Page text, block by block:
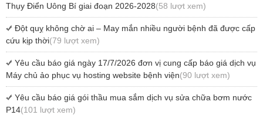
Thụy Điển Uông Bí giai đoạn 2026-2028(58 lượt xem)
Đột quỵ không chờ ai – May mắn nhiều người bệnh đã được cấp
cứu kịp thời(79 lượt xem)
Yêu cầu báo giá ngày 17/7/2026 đơn vị cung cấp báo giá dịch vụ
Máy chủ ảo phục vụ hosting website bệnh viện(90 lượt xem)
Yêu cầu báo giá gói thầu mua sắm dịch vụ sửa chữa bơm nước
P14(101 lượt xem)